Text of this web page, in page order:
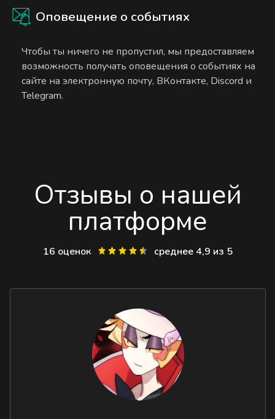
Оповещение о событиях
Чтобы ты ничего не пропустил, мы предоставляем
возможность получать оповещения о событиях на
сайте на электронную почту, ВКонтакте, Discord и
Telegram.
Отзывы о нашей
платформе
16 оценок среднее 4,9 из 5